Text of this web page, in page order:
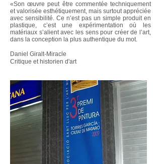
«Son œuvre peut être commentée techniquement
et valorisée esthétiquement, mais surtout appréciée
avec sensibilité. Ce n’est pas un simple produit en
plastique, c’est une expérimentation où les
matériaux s’alient avec les sens pour créer de l’art,
dans la conception la plus authentique du mot.
Daniel Giralt-Miracle
Critique et historien d'art